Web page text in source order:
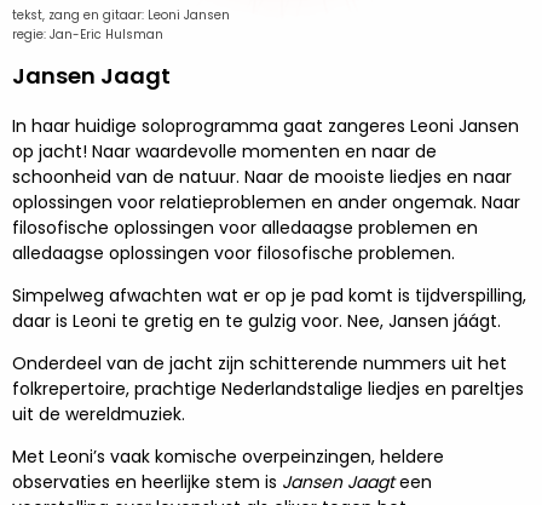
tekst, zang en gitaar: Leoni Jansen
regie: Jan-Eric Hulsman
Jansen Jaagt
In haar huidige soloprogramma gaat zangeres Leoni Jansen
op jacht! Naar waardevolle momenten en naar de
schoonheid van de natuur. Naar de mooiste liedjes en naar
oplossingen voor relatieproblemen en ander ongemak. Naar
filosofische oplossingen voor alledaagse problemen en
alledaagse oplossingen voor filosofische problemen.
Simpelweg afwachten wat er op je pad komt is tijdverspilling,
daar is Leoni te gretig en te gulzig voor. Nee, Jansen jáágt.
Onderdeel van de jacht zijn schitterende nummers uit het
folkrepertoire, prachtige Nederlandstalige liedjes en pareltjes
uit de wereldmuziek.
Met Leoni’s vaak komische overpeinzingen, heldere
observaties en heerlijke stem is Jansen Jaagteen